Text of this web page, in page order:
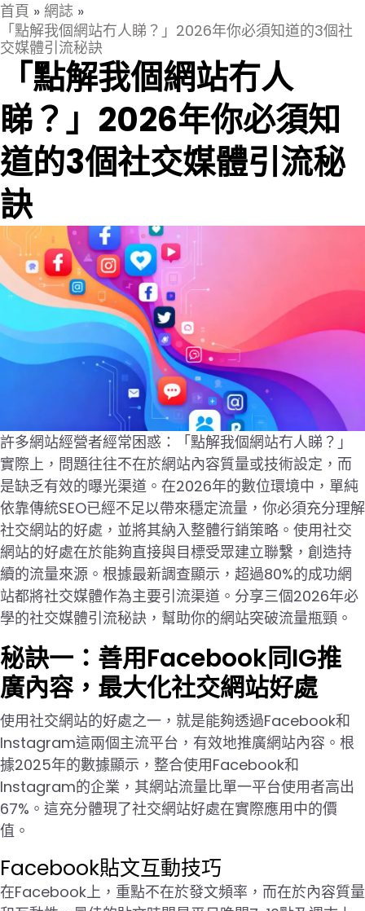
首頁 » 網誌 »
「點解我個網站冇人睇？」2026年你必須知道的3個社
交媒體引流秘訣
「點解我個網站冇人
睇？」2026年你必須知
道的3個社交媒體引流秘
訣
許多網站經營者經常困惑：「點解我個網站冇人睇？」
實際上，問題往往不在於網站內容質量或技術設定，而
是缺乏有效的曝光渠道。在2026年的數位環境中，單純
依靠傳統SEO已經不足以帶來穩定流量，你必須充分理解
社交網站的好處，並將其納入整體行銷策略。使用社交
網站的好處在於能夠直接與目標受眾建立聯繫，創造持
續的流量來源。根據最新調查顯示，超過80%的成功網
站都將社交媒體作為主要引流渠道。分享三個2026年必
學的社交媒體引流秘訣，幫助你的網站突破流量瓶頸。
秘訣一：善用Facebook同IG推
廣內容，最大化社交網站好處
使用社交網站的好處之一，就是能夠透過Facebook和
Instagram這兩個主流平台，有效地推廣網站內容。根
據2025年的數據顯示，整合使用Facebook和
Instagram的企業，其網站流量比單一平台使用者高出
67%。這充分體現了社交網站好處在實際應用中的價
值。
Facebook貼文互動技巧
在Facebook上，重點不在於發文頻率，而在於內容質量